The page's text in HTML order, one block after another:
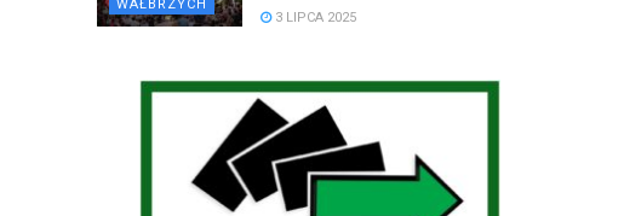
WAŁBRZYCH
3 LIPCA 2025